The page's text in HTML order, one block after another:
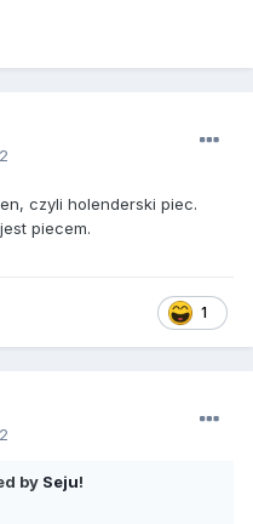
czyli holenderski piec.
piecem.
1
by Seju!